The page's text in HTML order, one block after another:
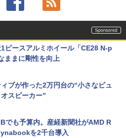
ピースアルミホイール「CE28 N-p
ままに剛性を向上
ブが作った2万円台の“小さなピュ
スピーカー”
でも予算内。産経新聞社がAMD R
を2千台導入